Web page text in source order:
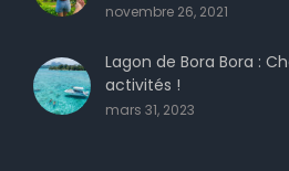
novembre 26, 2021
Lagon de Bora Bora :
activités !
mars 31, 2023